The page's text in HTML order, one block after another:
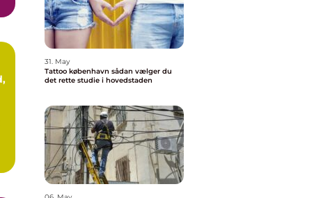
31. May
Tattoo københavn sådan vælger du
det rette studie i hovedstaden